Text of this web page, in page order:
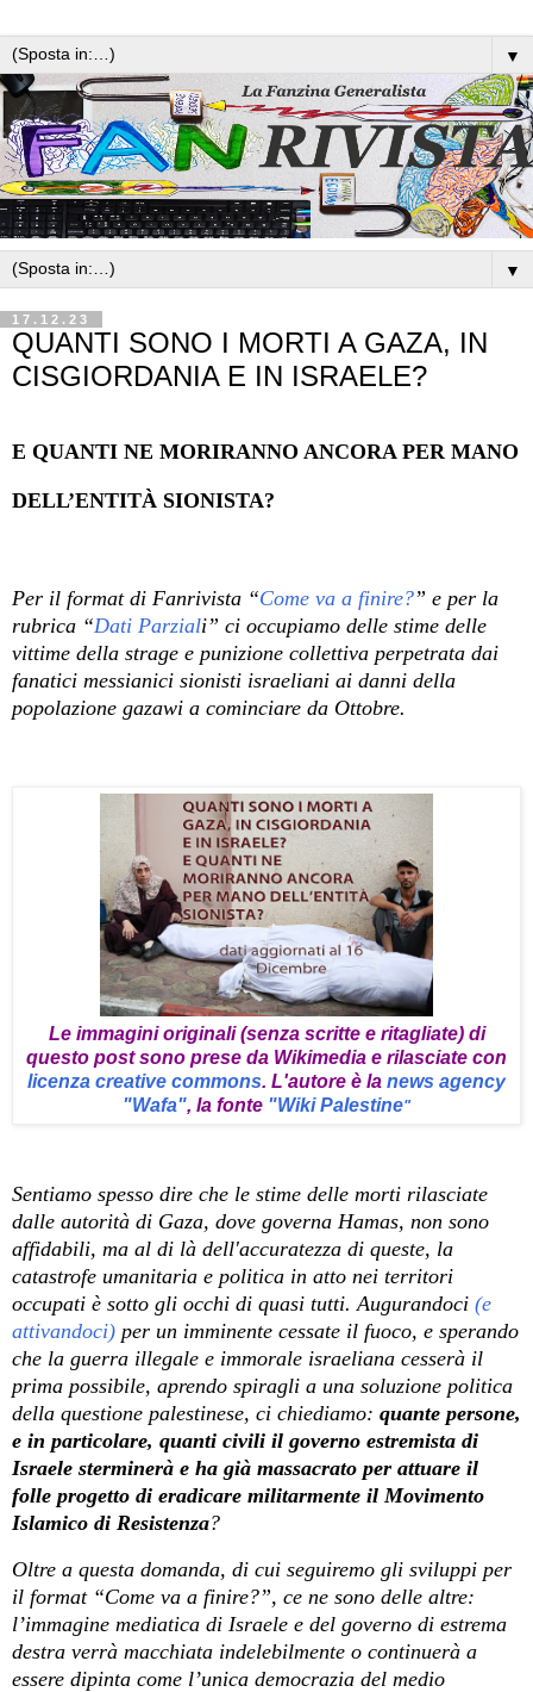
▼
▼
17.12.23
QUANTI SONO I MORTI A GAZA, IN
CISGIORDANIA E IN ISRAELE?
E QUANTI NE MORIRANNO ANCORA PER MANO
DELL’ENTITÀ SIONISTA?
Per il format di Fanrivista “Come va a finire?” e per la
rubrica “Dati Parziali” ci occupiamo delle stime delle
vittime della strage e punizione collettiva perpetrata dai
fanatici messianici sionisti israeliani ai danni della
popolazione gazawi a cominciare da Ottobre.
Le immagini originali (senza scritte e ritagliate) di
questo post sono prese da Wikimedia e rilasciate con
licenza creative commons. L'autore è la news agency
"Wafa", la fonte "Wiki Palestine"
Sentiamo spesso dire che le stime delle morti rilasciate
dalle autorità di Gaza, dove governa Hamas, non sono
affidabili, ma al di là dell'accuratezza di queste, la
catastrofe umanitaria e politica in atto nei territori
occupati è sotto gli occhi di quasi tutti. Augurandoci (e
attivandoci) per un imminente cessate il fuoco, e sperando
che la guerra illegale e immorale israeliana cesserà il
prima possibile, aprendo spiragli a una soluzione politica
della questione palestinese, ci chiediamo: quante persone,
e in particolare, quanti civili il governo estremista di
Israele sterminerà e ha già massacrato per attuare il
folle progetto di eradicare militarmente il Movimento
Islamico di Resistenza?
Oltre a questa domanda, di cui seguiremo gli sviluppi per
il format “Come va a finire?”, ce ne sono delle altre:
l’immagine mediatica di Israele e del governo di estrema
destra verrà macchiata indelebilmente o continuerà a
essere dipinta come l’unica democrazia del medio